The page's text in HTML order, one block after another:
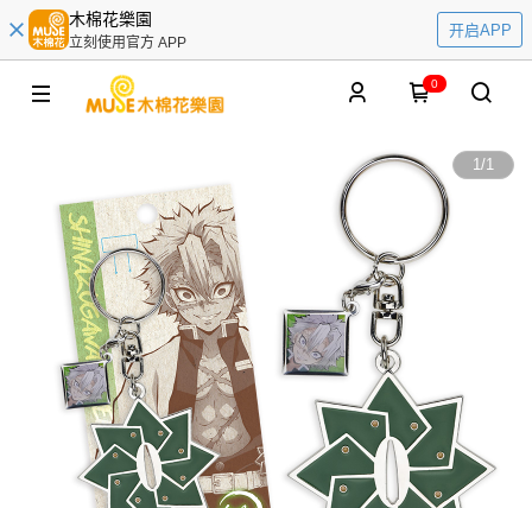
木棉花樂園
立刻使用官方 APP
开启APP
0
1/1